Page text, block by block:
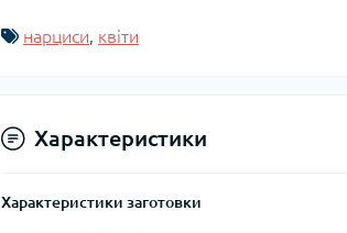
нарциси, квіти
Характеристики
Характеристики заготовки